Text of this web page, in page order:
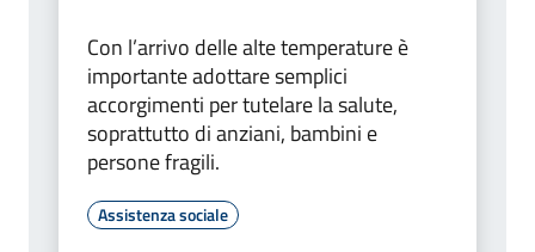
Con l’arrivo delle alte temperature è
importante adottare semplici
accorgimenti per tutelare la salute,
soprattutto di anziani, bambini e
persone fragili.
Assistenza sociale